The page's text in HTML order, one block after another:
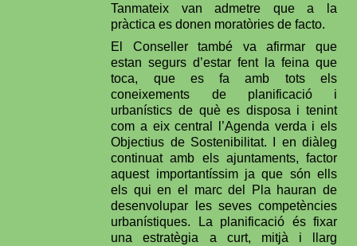
Tanmateix van admetre que a la
pràctica es donen moratòries de facto.
El Conseller també va afirmar que
estan segurs d’estar fent la feina que
toca, que es fa amb tots els
coneixements de planificació i
urbanístics de què es disposa i tenint
com a eix central l’Agenda verda i els
Objectius de Sostenibilitat. I en diàleg
continuat amb els ajuntaments, factor
aquest importantíssim ja que són ells
els qui en el marc del Pla hauran de
desenvolupar les seves competències
urbanístiques. La planificació és fixar
una estratègia a curt, mitjà i llarg